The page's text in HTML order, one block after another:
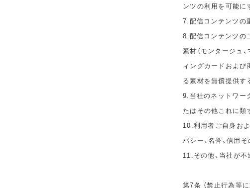
ンツの利用を可能に
7.配信コンテンツの
8.配信コンテンツの
素材（モンタージュ
ィングカードおよび
る素材を無償提供す
9.当社のネットワー
たはその他これに類
10.利用者ご自身お
バシー、名誉、信用
11.その他、当社が
第7条 （禁止行為等に